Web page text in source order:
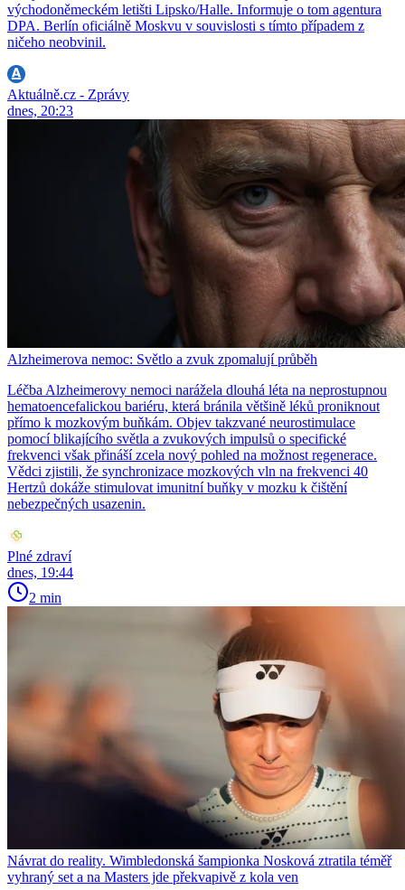
východoněmeckém letišti Lipsko/Halle. Informuje o tom agentura
DPA. Berlín oficiálně Moskvu v souvislosti s tímto případem z
ničeho neobvinil.
Aktuálně.cz - Zprávy
dnes, 20:23
Alzheimerova nemoc: Světlo a zvuk zpomalují průběh
Léčba Alzheimerovy nemoci narážela dlouhá léta na neprostupnou
hematoencefalickou bariéru, která bránila většině léků proniknout
přímo k mozkovým buňkám. Objev takzvané neurostimulace
pomocí blikajícího světla a zvukových impulsů o specifické
frekvenci však přináší zcela nový pohled na možnost regenerace.
Vědci zjistili, že synchronizace mozkových vln na frekvenci 40
Hertzů dokáže stimulovat imunitní buňky v mozku k čištění
nebezpečných usazenin.
Plné zdraví
dnes, 19:44
2 min
Návrat do reality. Wimbledonská šampionka Nosková ztratila téměř
vyhraný set a na Masters jde překvapivě z kola ven